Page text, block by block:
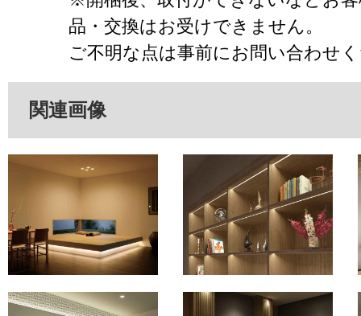
品・交換はお受けできません。
ご不明な点は事前にお問い合わせ
関連画像